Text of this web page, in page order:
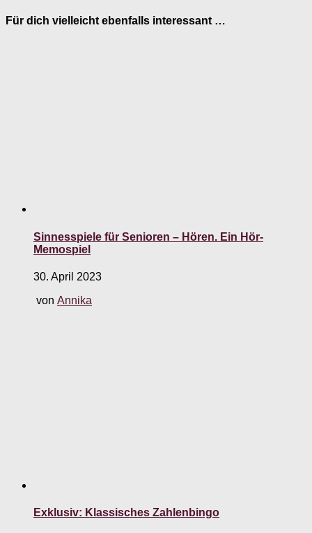
Für dich vielleicht ebenfalls interessant …
Sinnesspiele für Senioren – Hören. Ein Hör-
Memospiel
30. April 2023
von Annika
Exklusiv: Klassisches Zahlenbingo